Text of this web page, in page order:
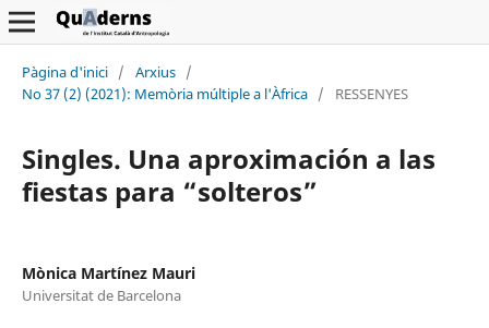
Pàgina d'inici / Arxius /
No 37 (2) (2021): Memòria múltiple a l'Àfrica / RESSENYES
Singles. Una aproximación a las
fiestas para “solteros”
Mònica Martínez Mauri
Universitat de Barcelona